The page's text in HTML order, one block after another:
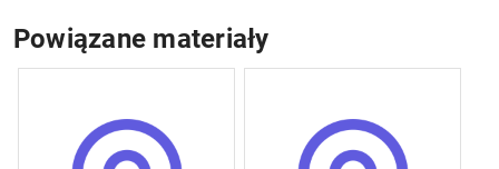
Powiązane materiały